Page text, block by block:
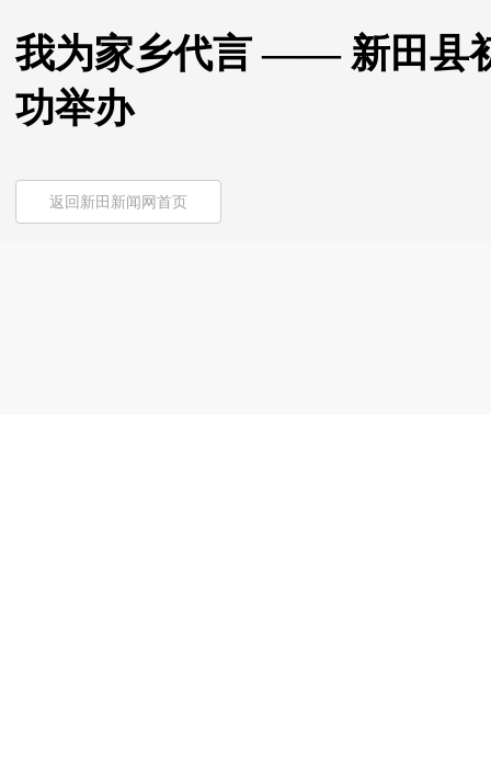
我为家乡代言 —— 新田县
功举办
返回新田新闻网首页